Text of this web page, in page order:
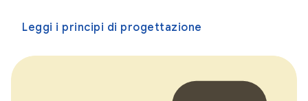
Leggi i principi di progettazione